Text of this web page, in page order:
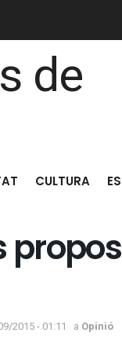
CULTURA
2015 - 01:11 a Opinió